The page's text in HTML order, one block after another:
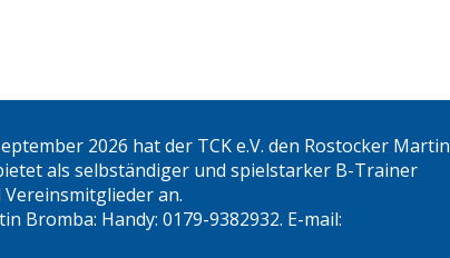
2026 hat der TCK e.V. den Rostocker Martin
als selbständiger und spielstarker B-Trainer
an.
Bromba: Handy: 0179-9382932. E-mail: